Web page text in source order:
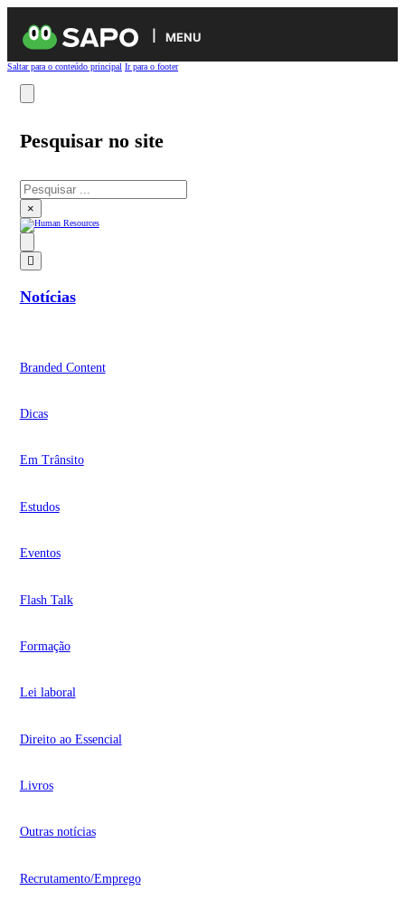
MENU
Saltar para o conteúdo principal Ir para o footer
Pesquisar no site
Pesquisar
×
Notícias
Branded Content
Dicas
Em Trânsito
Estudos
Eventos
Flash Talk
Formação
Lei laboral
Direito ao Essencial
Livros
Outras notícias
Recrutamento/Emprego